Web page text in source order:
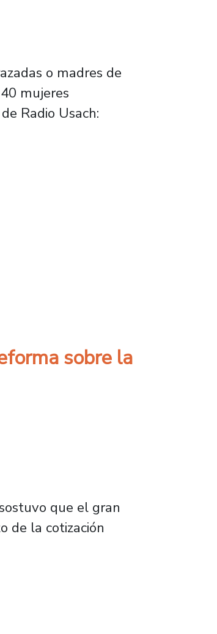
o madres de
mujeres
Radio Usach:
social"
sobre la
que el gran
de la cotización